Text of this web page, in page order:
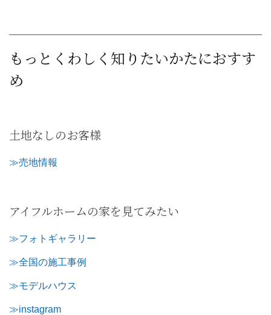
もっとくわしく知りたいかたにおすす
め
土地なしのお客様
≫売地情報
アイフルホームの家を見てみたい
≫フォトギャラリー
≫全国の施工事例
≫モデルハウス
≫instagram